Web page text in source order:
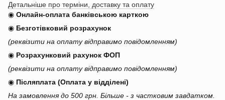
Детальніше про терміни, доставку та оплату
◉ Онлайн-оплата банківською карткою
◉ Безготівковий розрахунок
(реквізити на оплату відправимо повідомленням)
◉ Розрахунковий рахунок ФОП
(реквізити на оплату відправимо повідомленням)
◉ Післяплата (Оплата у відділені)
На замовлення до 500 грн. Більше - з частковим завдатком.